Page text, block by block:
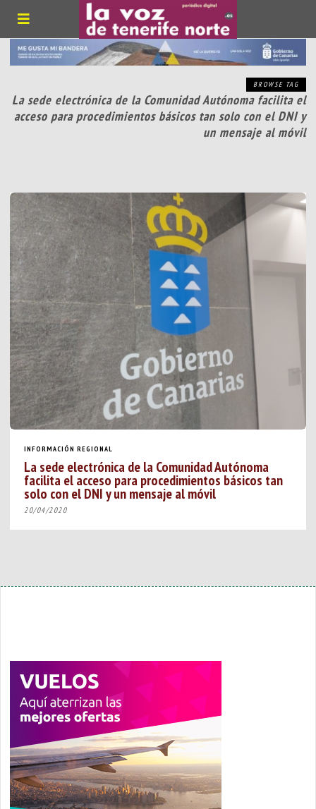
BROWSE TAG
La sede electrónica de la Comunidad Autónoma facilita el
acceso para procedimientos básicos tan solo con el DNI y
un mensaje al móvil
INFORMACIÓN REGIONAL
La sede electrónica de la Comunidad Autónoma
facilita el acceso para procedimientos básicos tan
solo con el DNI y un mensaje al móvil
20/04/2020